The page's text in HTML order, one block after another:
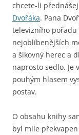
chcete-li
Dvořáka. Pana
televizního pořadu
nejoblíbenějších
a šikovný herec a
naprosto sedlo. Je
pouhým hlasem
postav.
O obsahu knihy
byl mile